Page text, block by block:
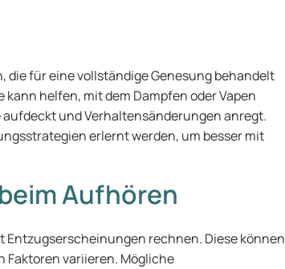
für eine vollständige Genesung behandelt
helfen, mit dem Dampfen oder Vapen
und Verhaltensänderungen anregt.
erlernt werden, um besser mit
Aufhören
Entzugserscheinungen rechnen. Diese können
Faktoren variieren. Mögliche